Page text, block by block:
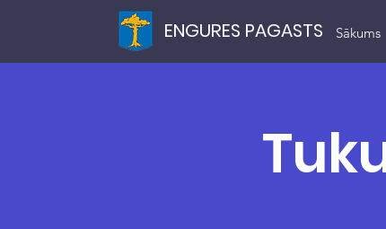
ENGURES PAGASTS Sākums